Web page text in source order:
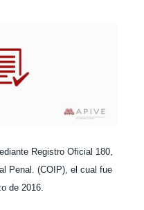
Registro Oficial 180,
Penal. (COIP), el cual fue
de 2016.